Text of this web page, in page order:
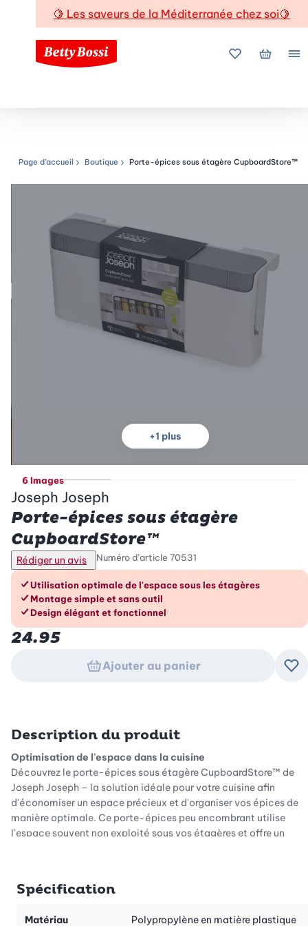
🍋 Les saveurs de la Méditerranée chez soi🍋
Mes favoris
Mon
Chemin de navigation
Page d’accueil Boutique Porte-épices sous étagère CupboardStore™
+1 plus
6 Images
Joseph Joseph
Porte-épices sous étagère
CupboardStore™
Rédiger un avis Numéro d’article 70531
Les avantages en un coup d’œil
Utilisation optimale de l'espace sous les étagères
Montage simple et sans outil
Design élégant et fonctionnel
24.95
Ajouter au panier
Description du produit
Optimisation de l'espace dans la cuisine
Découvrez le porte-épices sous étagère CupboardStore™ de
Joseph Joseph – la solution idéale pour votre cuisine afin
d'économiser un espace précieux et d'organiser vos épices de
manière optimale. Ce porte-épices peu encombrant utilise
l'espace souvent non exploité sous vos étagères et offre un
vos épices préférées à portée de main.
Design pratique pour votre armoire de cuisine
Spécification
Matériau Polypropylène en matière plastique